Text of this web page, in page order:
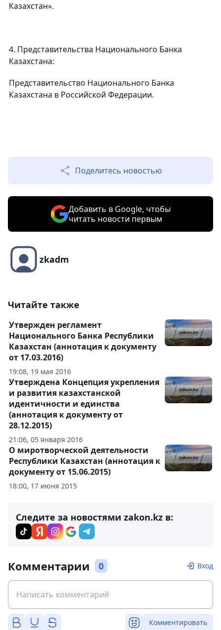
Казахстан».
4. Представительства Национального Банка
Казахстана:
Представительство Национального Банка
Казахстана в Российской Федерации.
Поделитесь новостью
Добавить в Google, чтобы
читать новости первым
zkadm
Читайте также
19:08, 19 мая 2016
Утвержден регламент
Национального Банка Республики
Казахстан (аннотация к документу
от 17.03.2016)
21:06, 05 января 2016
Утверждена Концепция укрепления
и развития казахстанской
идентичности и единства
(аннотация к документу от
28.12.2015)
18:00, 17 июня 2015
О миротворческой деятельности
Республики Казахстан (аннотация к
документу от 15.06.2015)
Следите за новостями zakon.kz в:
Комментарии 0 Вход
Комментировать